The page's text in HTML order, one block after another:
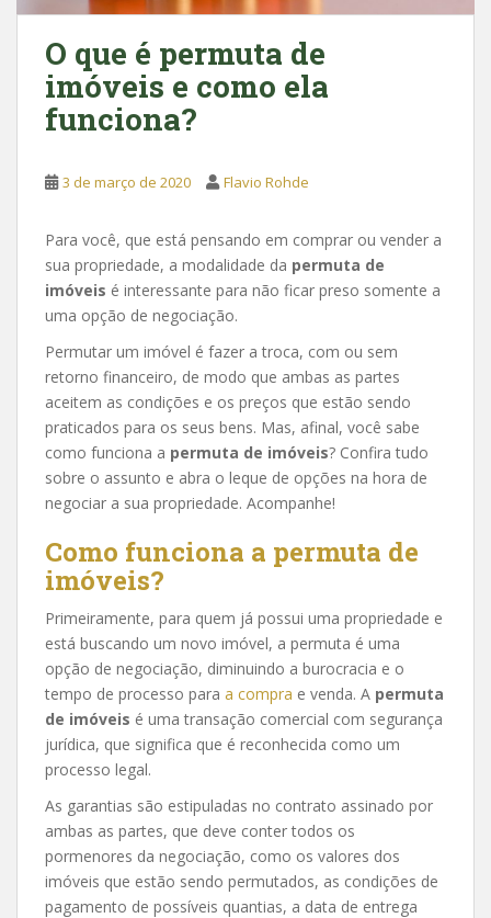
O que é permuta de
imóveis e como ela
funciona?
3 de março de 2020 Flavio Rohde
Para você, que está pensando em comprar ou vender a
sua propriedade, a modalidade da permuta de
imóveis é interessante para não ficar preso somente a
uma opção de negociação.
Permutar um imóvel é fazer a troca, com ou sem
retorno financeiro, de modo que ambas as partes
aceitem as condições e os preços que estão sendo
praticados para os seus bens. Mas, afinal, você sabe
como funciona a permuta de imóveis? Confira tudo
sobre o assunto e abra o leque de opções na hora de
negociar a sua propriedade. Acompanhe!
Como funciona a permuta de
imóveis?
Primeiramente, para quem já possui uma propriedade e
está buscando um novo imóvel, a permuta é uma
opção de negociação, diminuindo a burocracia e o
tempo de processo para a compra e venda. A permuta
de imóveis é uma transação comercial com segurança
jurídica, que significa que é reconhecida como um
processo legal.
As garantias são estipuladas no contrato assinado por
ambas as partes, que deve conter todos os
pormenores da negociação, como os valores dos
imóveis que estão sendo permutados, as condições de
pagamento de possíveis quantias, a data de entrega